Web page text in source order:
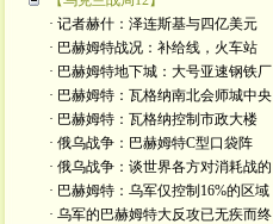
· 记者赫什：泽连斯基与四亿美元
· 巴赫姆特战况：补给线，火车站
· 巴赫姆特地下城：大号亚速钢铁厂
· 巴赫姆特：瓦格纳南北会师城中央
· 巴赫姆特：瓦格纳控制市政大楼
· 俄乌战争：巴赫姆特C型口袋阵
· 俄乌战争：谈世界各方对消耗战的
· 巴赫姆特：乌军仅控制16%的区域
· 乌军的巴赫姆特大反攻已无疾而终